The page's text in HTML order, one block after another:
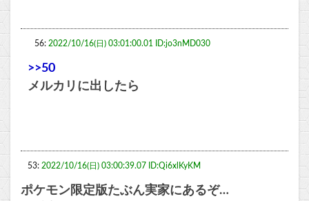
56: 2022/10/16(日) 03:01:00.01 ID:jo3nMD030
>>50
メルカリに出したら
53: 2022/10/16(日) 03:00:39.07 ID:Qi6xlKyKM
ポケモン限定版たぶん実家にあるぞ…